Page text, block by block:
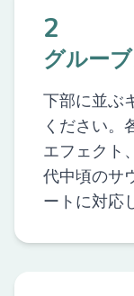
2
グルー
下部に並ぶ
ください。
エフェクト
代中頃のサ
ートに対応